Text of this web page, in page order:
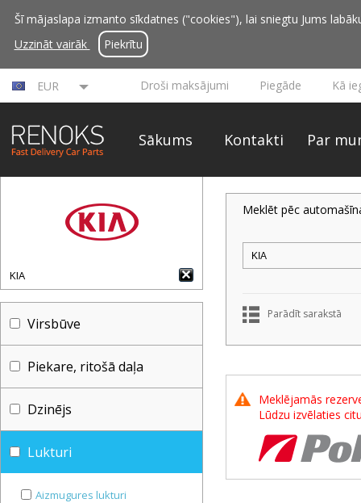
Šī mājaslapa izmanto sīkdatnes ("cookies"), lai sniegtu Jums
Uzzināt vairāk
Piekrītu
EUR Droši maksājumi Piegāde Kā
Sākums Kontakti Par
KIA
Virsbūve
Piekare, ritošā daļa
Dzinējs
Lukturi
Aizmugures lukturi
Meklēt pēc
Parādīt sarakstā
Meklējamās
Lūdzu izvēlaties